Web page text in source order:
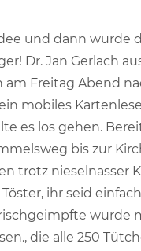
und dann wurde
Dr. Jan Gerlach
Freitag Abend
mobiles
es los gehen.
bis zur
trotz nieselnasser
ihr seid
wurde
die alle 250